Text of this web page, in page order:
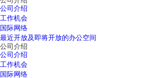
公司介绍
工作机会
国际网络
最近开放及即将开放的办公空间
公司介绍
公司介绍
工作机会
国际网络